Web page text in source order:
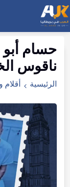
ابحث
في
الموقع
حسام أبو
ناقوس
الرئيسية أقلام